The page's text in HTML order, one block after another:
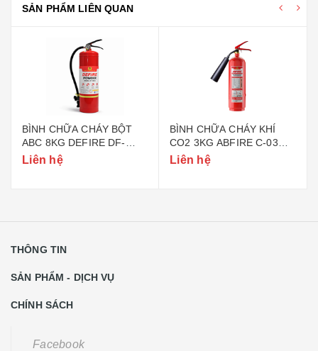
SẢN PHẨM LIÊN QUAN
BÌNH CHỮA CHÁY BỘT
ABC 8KG DEFIRE DF-
ABC8 (BỘ CÔNG AN)
Liên hệ
BÌNH CHỮA CHÁY KHÍ
CO2 3KG ABFIRE C-03
(TEM BỘ CÔNG AN)
Liên hệ
THÔNG TIN
SẢN PHẨM - DỊCH VỤ
CHÍNH SÁCH
Facebook